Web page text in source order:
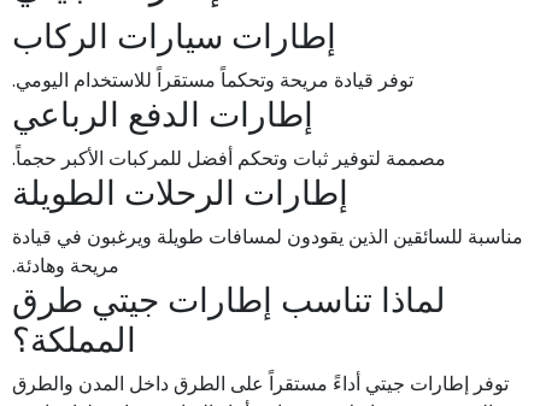
إطارات سيارات الركاب
توفر قيادة مريحة وتحكماً مستقراً للاستخدام اليومي.
إطارات الدفع الرباعي
مصممة لتوفير ثبات وتحكم أفضل للمركبات الأكبر حجماً.
إطارات الرحلات الطويلة
مناسبة للسائقين الذين يقودون لمسافات طويلة ويرغبون في قيادة
مريحة وهادئة.
لماذا تناسب إطارات جيتي طرق
المملكة؟
توفر إطارات جيتي أداءً مستقراً على الطرق داخل المدن والطرق